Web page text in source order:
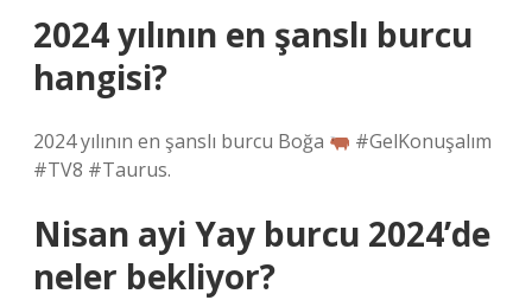
2024 yılının en şanslı burcu
hangisi?
2024 yılının en şanslı burcu Boğa
#GelKonuşalım
#TV8 #Taurus.
Nisan ayi Yay burcu 2024’de
neler bekliyor?